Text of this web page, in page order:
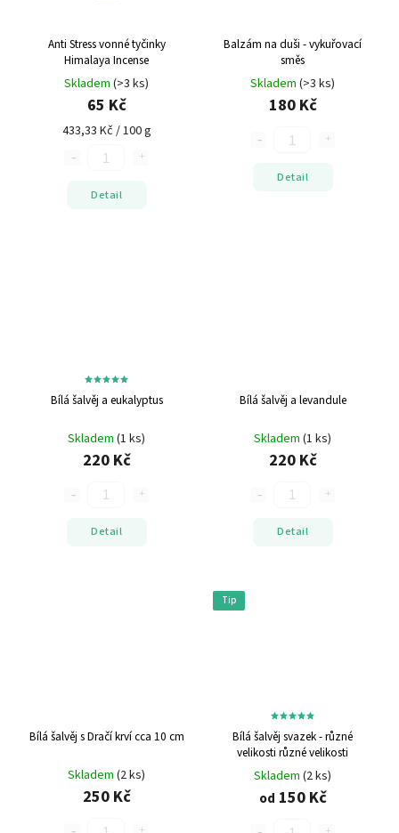
Anti Stress vonné tyčinky
Himalaya Incense
Skladem (>3 ks)
65 Kč
433,33 Kč / 100 g
Detail
Balzám na duši - vykuřovací
směs
Skladem (>3 ks)
180 Kč
Detail
Bílá šalvěj a eukalyptus
Skladem (1 ks)
220 Kč
Detail
Bílá šalvěj a levandule
Skladem (1 ks)
220 Kč
Detail
Bílá šalvěj s Dračí krvícca 10 cm
Skladem (2 ks)
250 Kč
Tip
Bílá šalvěj svazek - různé
velikosti různé velikosti
Skladem (2 ks)
od 150 Kč